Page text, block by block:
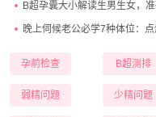
B超孕囊大小解读生男生女，
晚上伺候老公必学7种体位：
孕前检查 B超测排
弱精问题 少精问题